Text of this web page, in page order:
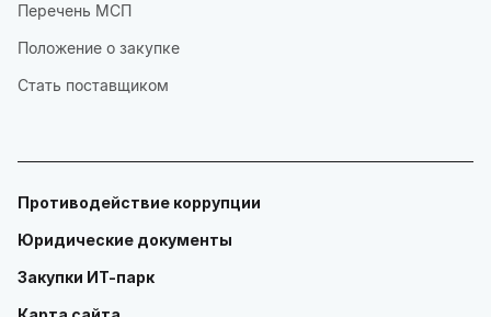
Перечень МСП
Положение о закупке
Стать поставщиком
Противодействие коррупции
Юридические документы
Закупки ИТ-парк